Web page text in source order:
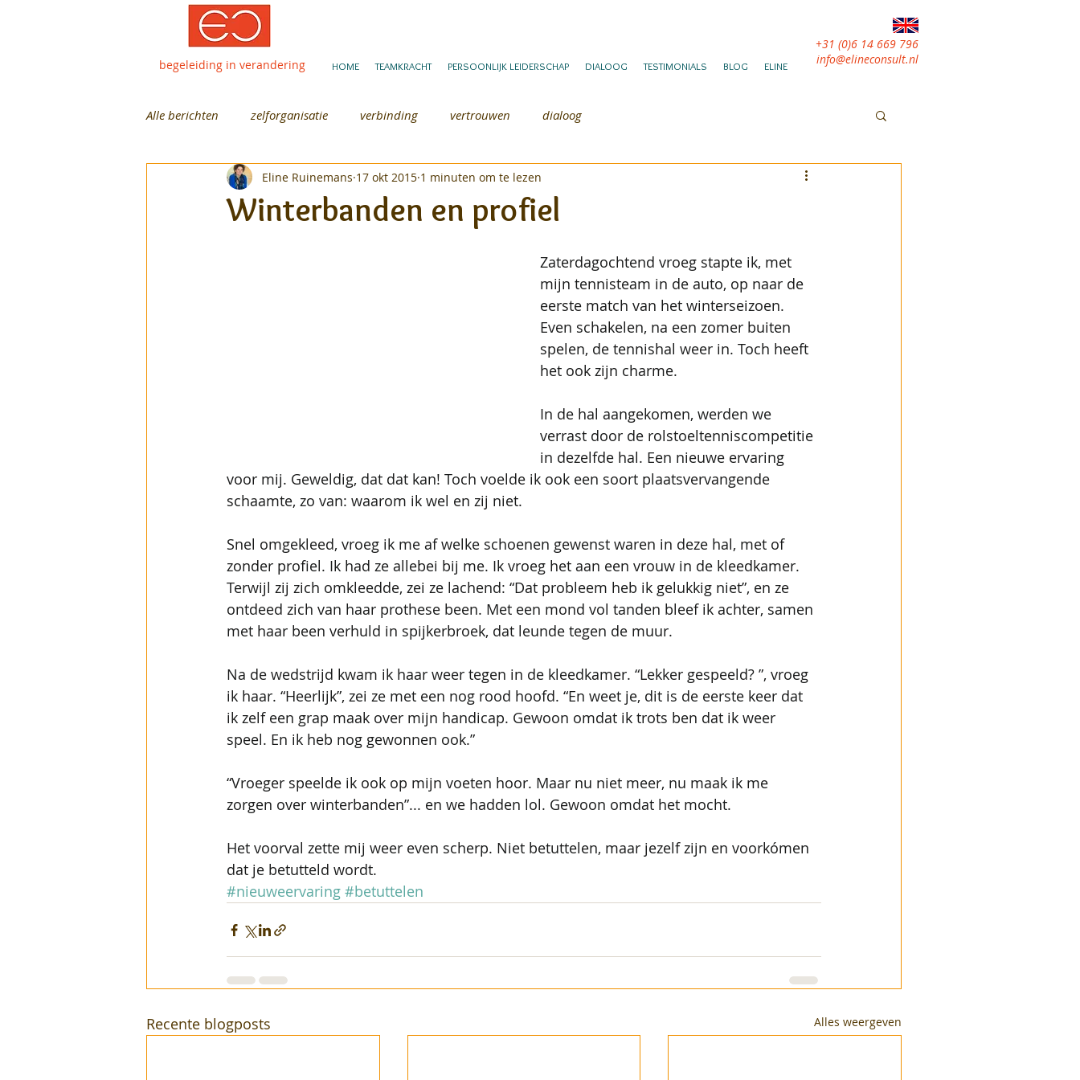
HOME TEAMKRACHT PERSOONLIJK LEIDERSCHAP DIALOOG TESTIMONIALS BLOG ELINE
+31 (0)6 14 669 796
info@elineconsult.nl
Alle berichten zelforganisatie verbinding vertrouwen dialoog
Winterbanden en profiel
Eline Ruinemans 17 okt 2015 1 minuten om te lezen
Zaterdagochtend vroeg stapte ik, met
mijn tennisteam in de auto, op naar de
eerste match van het winterseizoen.
Even schakelen, na een zomer buiten
spelen, de tennishal weer in. Toch heeft
het ook zijn charme.
In de hal aangekomen, werden we
verrast door de rolstoeltenniscompetitie
in dezelfde hal. Een nieuwe ervaring
voor mij. Geweldig, dat dat kan! Toch voelde ik ook een soort plaatsvervangende
schaamte, zo van: waarom ik wel en zij niet.
Snel omgekleed, vroeg ik me af welke schoenen gewenst waren in deze hal, met of
zonder profiel. Ik had ze allebei bij me. Ik vroeg het aan een vrouw in de kleedkamer.
Terwijl zij zich omkleedde, zei ze lachend: “Dat probleem heb ik gelukkig niet”, en ze
ontdeed zich van haar prothese been. Met een mond vol tanden bleef ik achter, samen
met haar been verhuld in spijkerbroek, dat leunde tegen de muur.
Na de wedstrijd kwam ik haar weer tegen in de kleedkamer. “Lekker gespeeld? ”, vroeg
ik haar. “Heerlijk”, zei ze met een nog rood hoofd. “En weet je, dit is de eerste keer dat
ik zelf een grap maak over mijn handicap. Gewoon omdat ik trots ben dat ik weer
speel. En ik heb nog gewonnen ook.”
“Vroeger speelde ik ook op mijn voeten hoor. Maar nu niet meer, nu maak ik me
zorgen over winterbanden”... en we hadden lol. Gewoon omdat het mocht.
Het voorval zette mij weer even scherp. Niet betuttelen, maar jezelf zijn en voorkómen
dat je betutteld wordt.
#nieuweervaring #betuttelen
Recente blogposts Alles weergeven
begeleiding in verandering